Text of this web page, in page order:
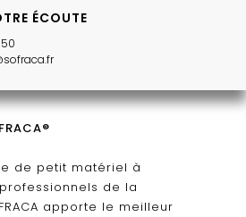
ÉCOUTE
de petit matériel à
de la
apporte le meilleur